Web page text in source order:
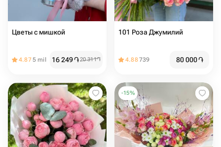
Цветы с мишкой
4.875 mil 16 249֏20 311֏
101 Роза Джумилий
4.88739 80 000֏
-15%